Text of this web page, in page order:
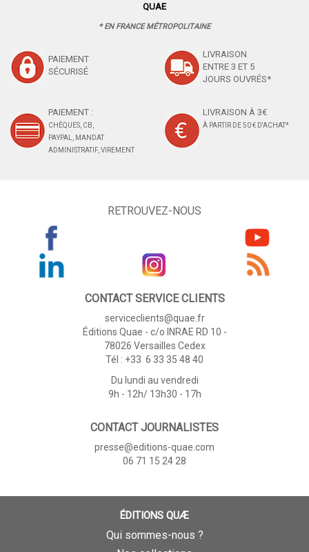
QUAE
* EN FRANCE MÉTROPOLITAINE
PAIEMENT
SÉCURISÉ
LIVRAISON
ENTRE 3 ET 5
JOURS OUVRÉS*
PAIEMENT :
CHÈQUES, CB,
PAYPAL, MANDAT
ADMINISTRATIF, VIREMENT
LIVRAISON À 3€
À PARTIR DE 50 € D'ACHAT*
RETROUVEZ-NOUS
CONTACT SERVICE CLIENTS
serviceclients@quae.fr
Éditions Quae - c/o INRAE RD 10 -
78026 Versailles Cedex
Tél : +33 6 33 35 48 40
Du lundi au vendredi
9h - 12h/ 13h30 - 17h
CONTACT JOURNALISTES
presse@editions-quae.com
06 71 15 24 28
ÉDITIONS QUÆ
Qui sommes-nous ?